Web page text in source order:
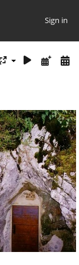
Sign in